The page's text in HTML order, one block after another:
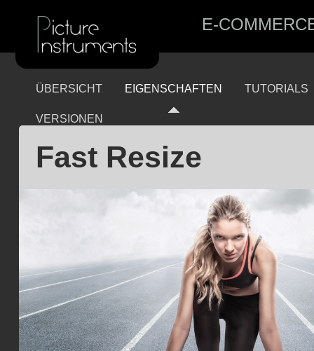
E-
ÜBERSICHT EIGENSCHAFTEN TUTORIALS
VERSIONEN
Fast Resize